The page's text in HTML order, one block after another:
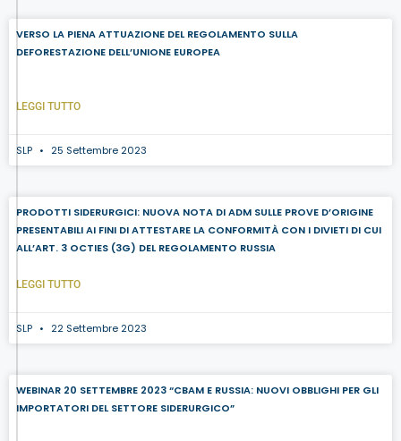
VERSO LA PIENA ATTUAZIONE DEL REGOLAMENTO SULLA
DEFORESTAZIONE DELL’UNIONE EUROPEA
LEGGI TUTTO
SLP 25 Settembre 2023
PRODOTTI SIDERURGICI: NUOVA NOTA DI ADM SULLE PROVE D’ORIGINE
PRESENTABILI AI FINI DI ATTESTARE LA CONFORMITÀ CON I DIVIETI DI CUI
ALL’ART. 3 OCTIES (3G) DEL REGOLAMENTO RUSSIA
LEGGI TUTTO
SLP 22 Settembre 2023
WEBINAR 20 SETTEMBRE 2023 “CBAM E RUSSIA: NUOVI OBBLIGHI PER GLI
IMPORTATORI DEL SETTORE SIDERURGICO”